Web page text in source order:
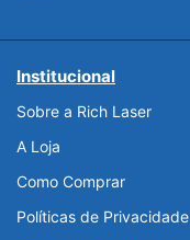
Institucional
Sobre a Rich Laser
A Loja
Como Comprar
Políticas de Privacidade